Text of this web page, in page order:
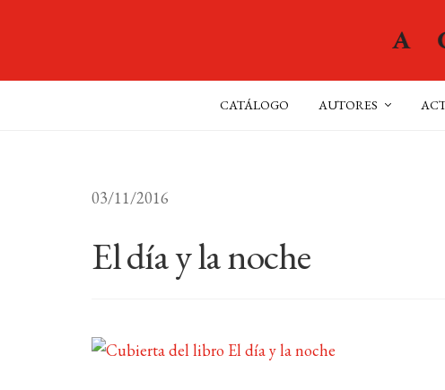
CATÁLOGO AUTORES
03/11/2016
El día y la noche